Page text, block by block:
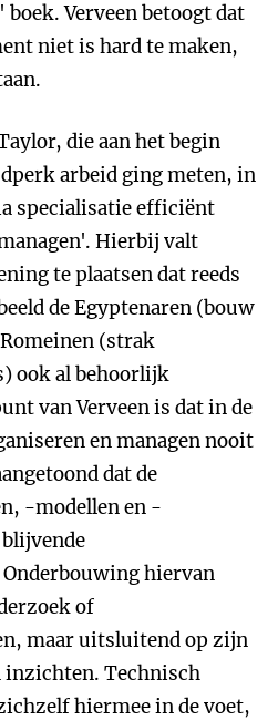
Verveen betoogt dat
niet is hard te maken,
die aan het begin
arbeid ging meten, in
specialisatie efficiënt
Hierbij valt
te plaatsen dat reeds
de Egyptenaren (bouw
(strak
ook al behoorlijk
van Verveen is dat in de
en managen nooit
dat de
-modellen en -
hiervan
of
maar uitsluitend op zijn
inzichten. Technisch
hiermee in de voet,